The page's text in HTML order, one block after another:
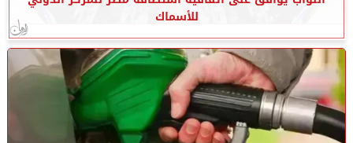
للأسماك